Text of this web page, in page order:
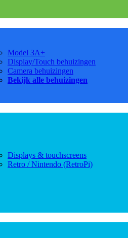
Model 3A+
Display/Touch behuizingen
Camera behuizingen
Bekijk alle behuizingen
Displays & touchscreens
Retro / Nintendo (RetroPi)